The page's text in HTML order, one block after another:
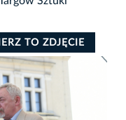
TO ZDJĘCIE